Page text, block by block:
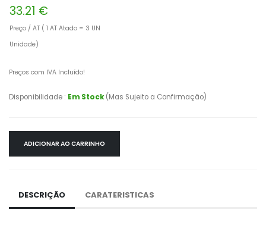
33.21 €
Preço / AT ( 1 AT Atado = 3 UN
Unidade)
Preços com IVA Incluído!
Disponibilidade : Em Stock(Mas Sujeito a Confirmação)
ADICIONAR AO CARRINHO
DESCRIÇÃO CARATERISTICAS